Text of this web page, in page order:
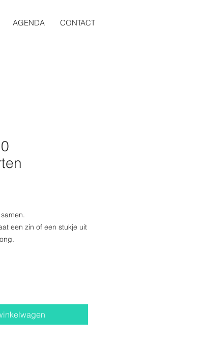
AGENDA CONTACT
een zin of een stukje uit
gerecycleerde